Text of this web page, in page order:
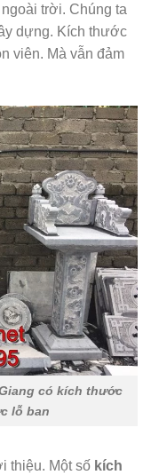
trời. Chúng ta
dựng. Kích thước
viên. Mà vẫn đảm
có kích thước
lỗ ban
thiệu. Một số kích